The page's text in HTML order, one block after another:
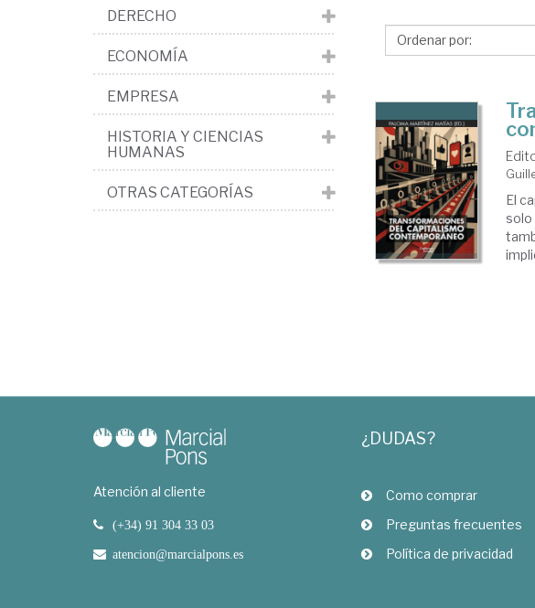
Paloma
El
solo
DERECHO
ECONOMÍA
EMPRESA
HISTORIA Y CIENCIAS
HUMANAS
OTRAS CATEGORÍAS
Atención al cliente
(+34) 91 304 33 03
atencion@marcialpons.es
¿DUDAS?
Como comprar
Preguntas frecuentes
Política de privacidad